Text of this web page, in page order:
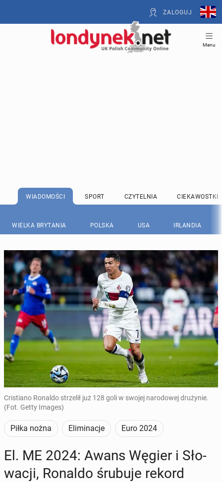
ZALOGUJ
Menu
WIADOMOŚCI SPORT CZYTELNIA CIEKAWOSTKI
WIELKA BRYTANIA POLSKA USA IRLANDIA
Cristiano Ronaldo strzelił już 128 goli w swojej narodowej drużynie.
(Fot. Getty Images)
Piłka nożna Eliminacje Euro 2024
El. ME 2024: Awans Węgier i Sło­
wa­cji, Ronaldo śrubuje rekord